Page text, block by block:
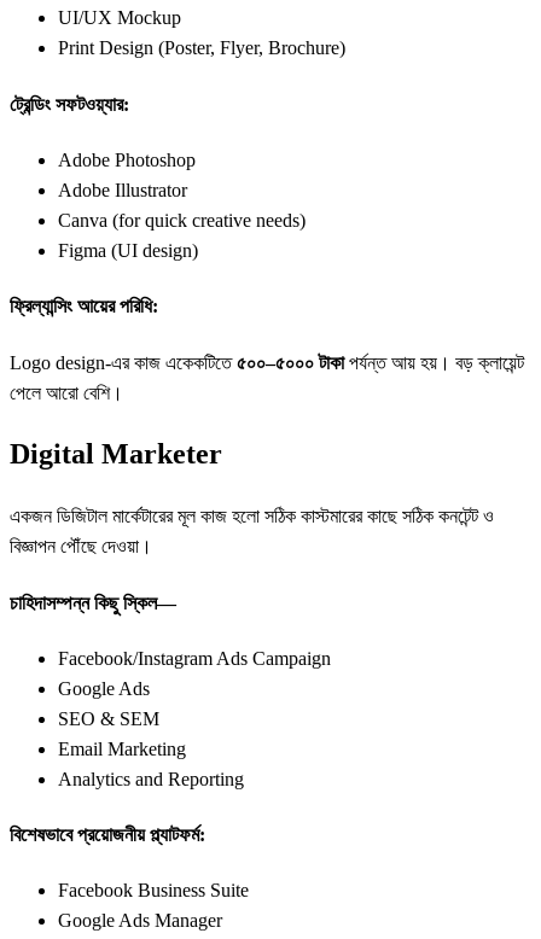
UI/UX Mockup
Print Design (Poster, Flyer, Brochure)
ট্রেন্ডিং সফটওয়্যার:
Adobe Photoshop
Adobe Illustrator
Canva (for quick creative needs)
Figma (UI design)
ফ্রিল্যান্সিং আয়ের পরিধি:
Logo design-এর কাজ একেকটিতে৫০০–৫০০০ টাকাপর্যন্ত আয় হয়। বড় ক্লায়েন্ট
পেলে আরো বেশি।
Digital Marketer
একজন ডিজিটাল মার্কেটারের মূল কাজ হলো সঠিক কাস্টমারের কাছে সঠিক কনটেন্ট ও
বিজ্ঞাপন পৌঁছে দেওয়া।
চাহিদাসম্পন্ন কিছু স্কিল—
Facebook/Instagram Ads Campaign
Google Ads
SEO & SEM
Email Marketing
Analytics and Reporting
বিশেষভাবে প্রয়োজনীয় প্ল্যাটফর্ম:
Facebook Business Suite
Google Ads Manager